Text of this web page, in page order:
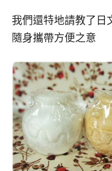
我們還特地請教了日
隨身攜帶方便之意